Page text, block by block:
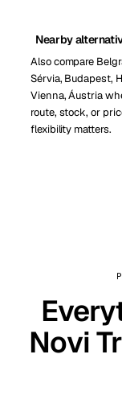
Nearby
Also compare
Sérvia, Budapest,
Vienna, Áustria
route, stock, or
flexibility matters.
Novi